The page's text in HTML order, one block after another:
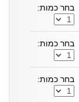
בחר כמות:
בחר כמות:
בחר כמות: